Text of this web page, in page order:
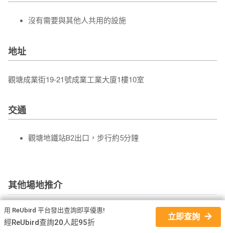
用 ReUbird 平台發出查詢即享優惠!
經ReUbird查詢20人起95折
立即查詢
沒有需要與其他人共用的設施
地址
觀塘成業街19-21號成業工業大廈1樓10室
交通
觀塘地鐵站B2出口，步行約5分鐘
其他場地推介